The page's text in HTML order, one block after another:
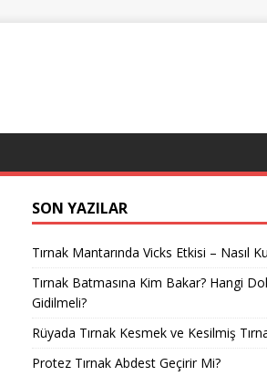
SON YAZILAR
Tırnak Mantarında Vicks Etkisi – Nasıl
Tırnak Batmasına Kim Bakar? Hangi
Gidilmeli?
Rüyada Tırnak Kesmek ve Kesilmiş
Protez Tırnak Abdest Geçirir Mi?